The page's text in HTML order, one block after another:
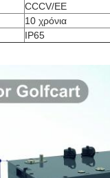
CCCV/ΕΕ
10 χρόνια
IP65